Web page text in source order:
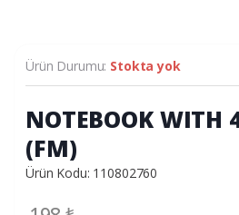
Ürün Durumu: Stokta yok
NOTEBOOK WITH
(FM)
Ürün Kodu: 110802760